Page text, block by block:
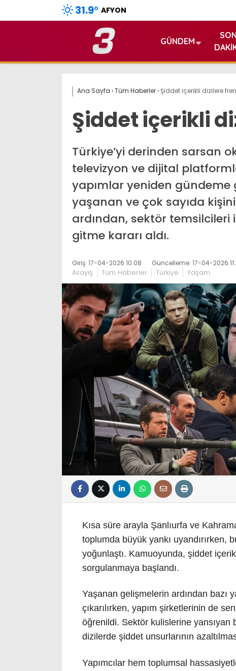
31.9° AFYON
GÜNDEM
SON
Ana Sayfa ›Tüm Haberler›Şiddet içerikli dizilere fren
Şiddet içerikli
Türkiye’yi derinden sarsan
televizyon ve dijital
yapımlar yeniden gündeme
yaşanan ve çok sayıda
ardından, sektör
gitme kararı aldı.
Giriş: 17-04-2026 10:08 Güncelleme: 17-04-2026
Asayiş Tüm Haberler Türkiye Yaşam
Kısa süre arayla Şanlıurfa ve
toplumda büyük yankı uyandırırken,
yoğunlaştı. Kamuoyunda, şiddet
sorgulanmaya başlandı.
Yaşanan gelişmelerin ardından bazı
çıkarılırken, yapım şirketlerinin de
öğrenildi. Sektör kulislerine yansıyan
dizilerde şiddet unsurlarının
Yapımcılar hem toplumsal